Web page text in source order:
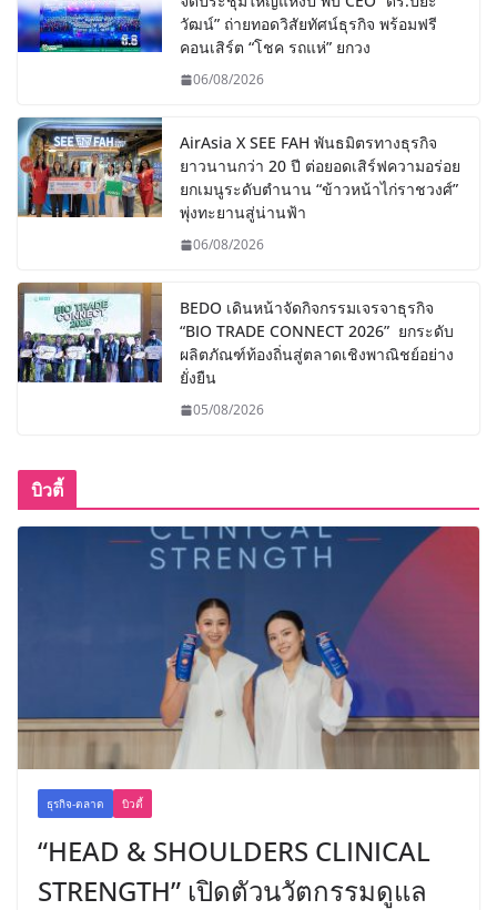
วัฒน์” ถ่ายทอดวิสัยทัศน์ธุรกิจ พร้อมฟรี
คอนเสิร์ต “โชค รถแห่” ยกวง
06/08/2026
AirAsia X SEE FAH พันธมิตรทางธุรกิจ
ยาวนานกว่า 20 ปี ต่อยอดเสิร์ฟความอร่อย
ยกเมนูระดับตำนาน “ข้าวหน้าไก่ราชวงศ์”
พุ่งทะยานสู่น่านฟ้า
06/08/2026
BEDO เดินหน้าจัดกิจกรรมเจรจาธุรกิจ
“BIO TRADE CONNECT 2026” ยกระดับ
ผลิตภัณฑ์ท้องถิ่นสู่ตลาดเชิงพาณิชย์อย่าง
ยั่งยืน
05/08/2026
บิวตี้
ธุรกิจ-ตลาด บิวตี้
“HEAD & SHOULDERS CLINICAL
STRENGTH” เปิดตัวนวัตกรรมดูแล